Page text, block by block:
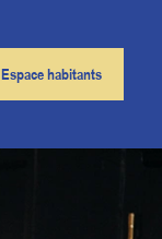
Espace habitants